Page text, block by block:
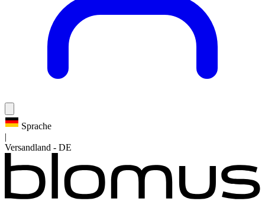
Sprache
|
Versandland - DE